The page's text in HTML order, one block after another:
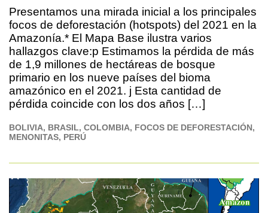
Presentamos una mirada inicial a los principales
focos de deforestación (hotspots) del 2021 en la
Amazonía.* El Mapa Base ilustra varios
hallazgos clave:p Estimamos la pérdida de más
de 1,9 millones de hectáreas de bosque
primario en los nueve países del bioma
amazónico en el 2021. j Esta cantidad de
pérdida coincide con los dos años […]
BOLIVIA BRASIL COLOMBIA FOCOS DE DEFORESTACIÓN
MENONITAS PERÚ